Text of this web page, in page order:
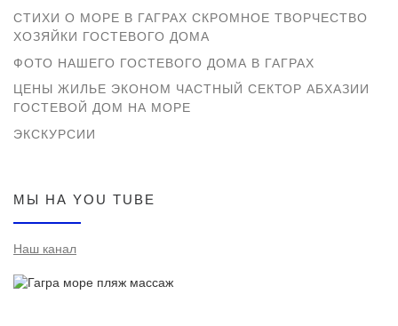
СТИХИ О МОРЕ В ГАГРАХ СКРОМНОЕ ТВОРЧЕСТВО
ХОЗЯЙКИ ГОСТЕВОГО ДОМА
ФОТО НАШЕГО ГОСТЕВОГО ДОМА В ГАГРАХ
ЦЕНЫ ЖИЛЬЕ ЭКОНОМ ЧАСТНЫЙ СЕКТОР АБХАЗИИ
ГОСТЕВОЙ ДОМ НА МОРЕ
ЭКСКУРСИИ
МЫ НА YOU TUBE
Наш канал